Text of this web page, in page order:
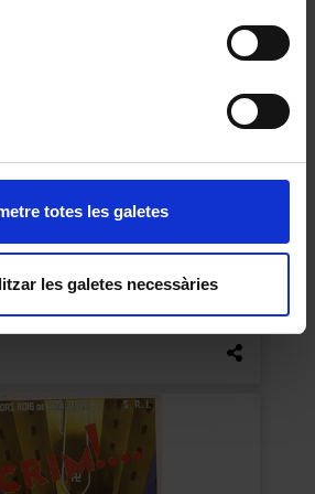
totes les galetes
les galetes necessàries
contra el venéreo!!